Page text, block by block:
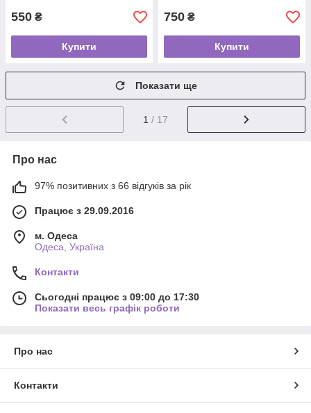
550 ₴
Купити
750 ₴
Купити
Показати ще
1 / 17
Про нас
97% позитивних з 66 відгуків за рік
Працює з 29.09.2016
м. Одеса
Одеса, Україна
Контакти
Сьогодні працює з 09:00 до 17:30
Показати весь графік роботи
Про нас
Контакти